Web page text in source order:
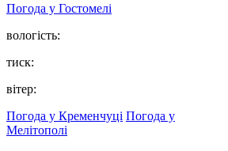
Погода у Гостомелі
вологість:
тиск:
вітер:
Погода у Кременчуці Погода у
Мелітополі